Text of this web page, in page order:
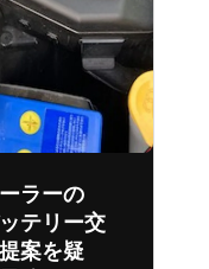
ラーの
ッテリー交
案を疑